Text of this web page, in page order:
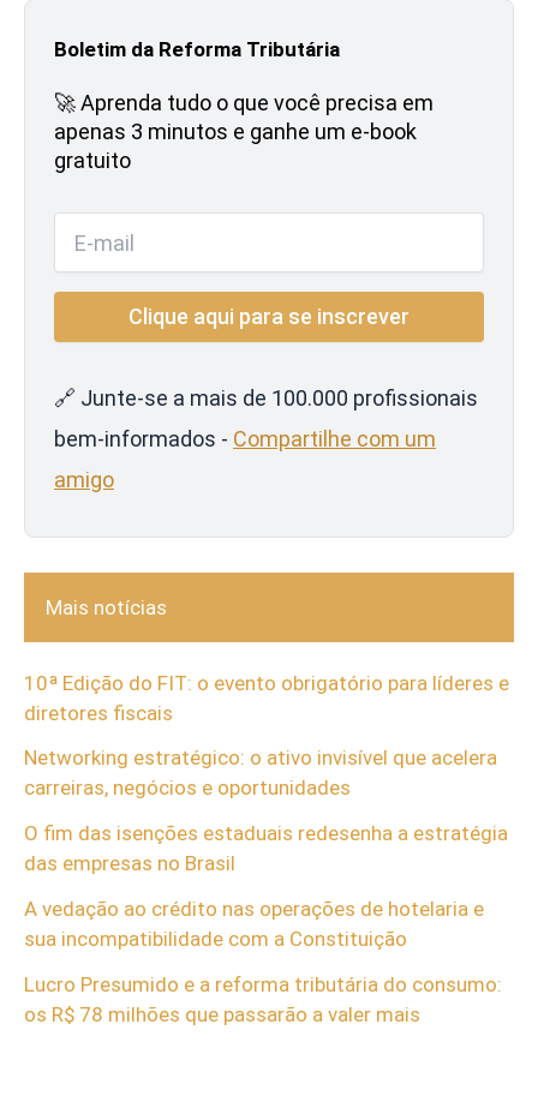
Boletim da Reforma Tributária
🚀 Aprenda tudo o que você precisa em
apenas 3 minutos e ganhe um e-book
gratuito
🔗 Junte-se a mais de 100.000 profissionais
bem-informados - Compartilhe com um
amigo
Mais notícias
10ª Edição do FIT: o evento obrigatório para líderes e
diretores fiscais
Networking estratégico: o ativo invisível que acelera
carreiras, negócios e oportunidades
O fim das isenções estaduais redesenha a estratégia
das empresas no Brasil
A vedação ao crédito nas operações de hotelaria e
sua incompatibilidade com a Constituição
Lucro Presumido e a reforma tributária do consumo:
os R$ 78 milhões que passarão a valer mais